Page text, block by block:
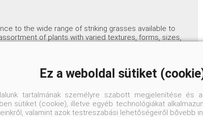
to the wide range of striking grasses available to
of plants with varied textures, forms, sizes,
new varieties are presented, as well as plant
than 500 species and cultivars are covered,
Ez a weboldal sütiket
tartalmának személyre szabott megjelenítése és
sütiket (cookie), illetve egyéb technológiákat
valamint azok testreszabási lehetőségeiről bővebb